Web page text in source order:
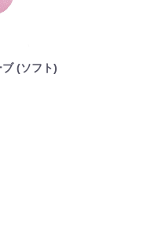
(ソフト)